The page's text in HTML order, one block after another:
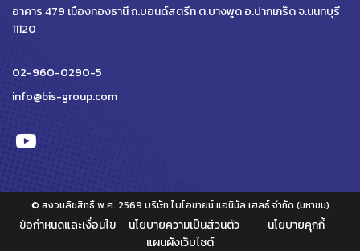
อาคาร 479 เมืองทองธานี ถ.บอนด์สตรีท ต.บางพูด อ.ปากเกร็ด จ.นนทบุรี
11120
02-960-0290-5
info@bis-group.com
© สงวนลิขสิทธิ์ พ.ศ. 2569 บริษัท ไบโอซายน์ แอนิมัล เฮลธ์ จำกัด (มหาชน)
ข้อกำหนดและเงื่อนไข นโยบายความเป็นส่วนตัว
นโยบายคุกกี้
แผนผังเว็บไซต์